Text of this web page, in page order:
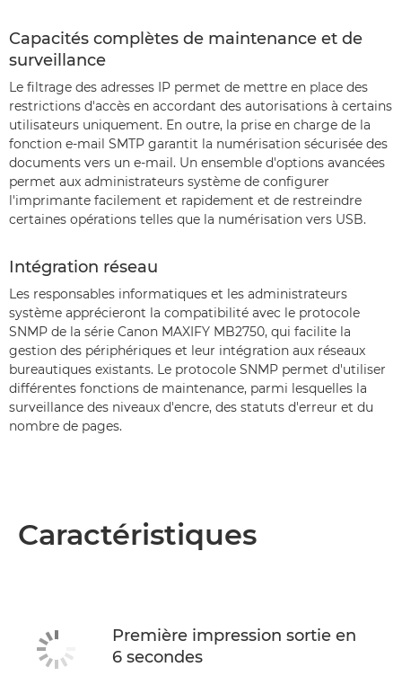
Capacités complètes de maintenance et de
surveillance
Le filtrage des adresses IP permet de mettre en place des
restrictions d'accès en accordant des autorisations à certains
utilisateurs uniquement. En outre, la prise en charge de la
fonction e-mail SMTP garantit la numérisation sécurisée des
documents vers un e-mail. Un ensemble d'options avancées
permet aux administrateurs système de configurer
l'imprimante facilement et rapidement et de restreindre
certaines opérations telles que la numérisation vers USB.
Intégration réseau
Les responsables informatiques et les administrateurs
système apprécieront la compatibilité avec le protocole
SNMP de la série Canon MAXIFY MB2750, qui facilite la
gestion des périphériques et leur intégration aux réseaux
bureautiques existants. Le protocole SNMP permet d'utiliser
différentes fonctions de maintenance, parmi lesquelles la
surveillance des niveaux d'encre, des statuts d'erreur et du
nombre de pages.
Caractéristiques
Première impression sortie en
6 secondes